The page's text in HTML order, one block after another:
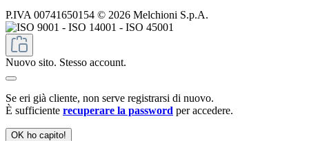
P.IVA 00741650154 © 2026 Melchioni S.p.A.
Nuovo sito. Stesso account.
Se eri già cliente, non serve registrarsi di nuovo.
È sufficiente recuperare la password per accedere.
OK ho capito!